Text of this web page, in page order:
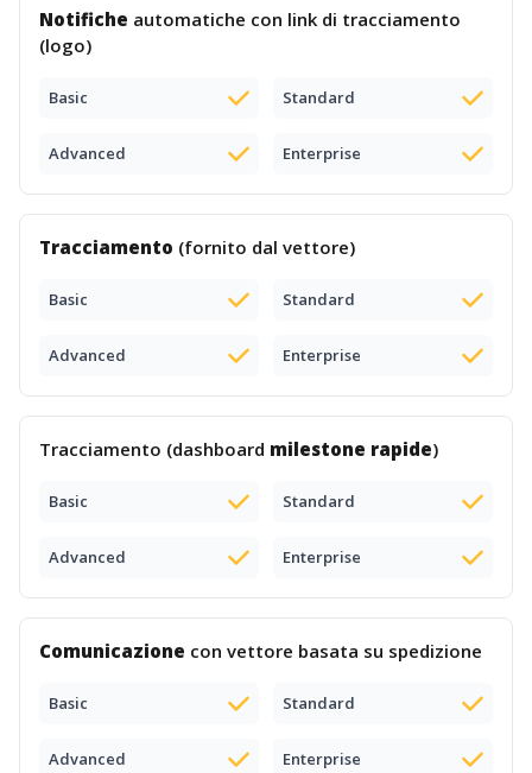
Notifiche automatiche con link di tracciamento
(logo)
Basic Standard
Advanced Enterprise
Tracciamento (fornito dal vettore)
Basic Standard
Advanced Enterprise
Tracciamento (dashboard milestone rapide)
Basic Standard
Advanced Enterprise
Comunicazione con vettore basata su spedizione
Basic Standard
Advanced Enterprise